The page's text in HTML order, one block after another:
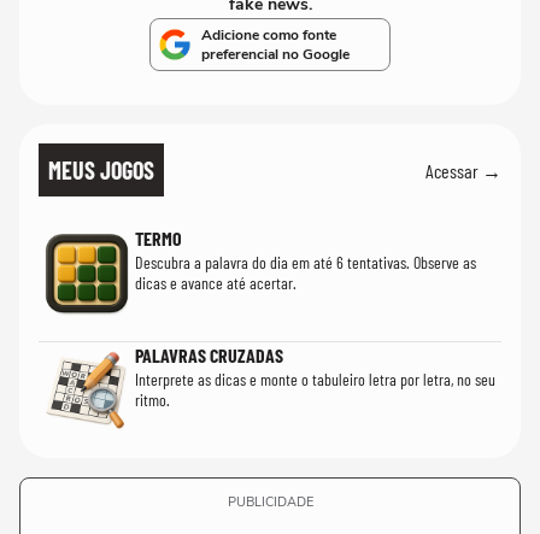
Adicione como fonte
preferencial no Google
MEUS JOGOS Acessar →
TERMO
Descubra a palavra do dia em até 6 tentativas. Observe as
dicas e avance até acertar.
PALAVRAS CRUZADAS
Interprete as dicas e monte o tabuleiro letra por letra, no seu
ritmo.
PUBLICIDADE